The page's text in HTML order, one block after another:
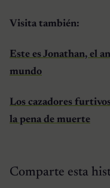
Visita también:
Este es Jonathan, el
mundo
Los cazadores
la pena de muerte
Comparte esta